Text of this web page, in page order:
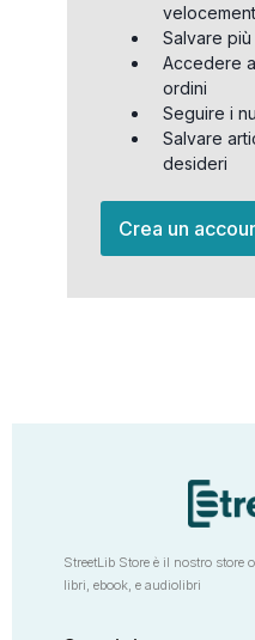
Salvare
Accedere
ordini
Seguire i
Salvare
desideri
Crea un
StreetLib Store è il nostro store
libri, ebook, e audiolibri